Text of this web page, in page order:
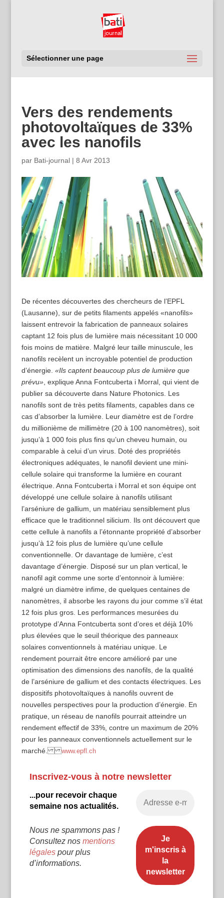
Sélectionner une page
Vers des rendements
photovoltaïques de 33%
avec les nanofils
par Bati-journal| 8 Avr 2013
De récentes découvertes des chercheurs de l’EPFL
(Lausanne), sur de petits filaments appelés «nanofils»
laissent entrevoir la fabrication de panneaux solaires
captant 12 fois plus de lumière mais nécessitant 10 000
fois moins de matière. Malgré leur taille minuscule, les
nanofils recèlent un incroyable potentiel de production
d’énergie. «Ils captent beaucoup plus de lumière que
prévu», explique Anna Fontcuberta i Morral, qui vient de
publier sa découverte dans Nature Photonics. Les
nanofils sont de très petits filaments, capables dans ce
cas d’absorber la lumière. Leur diamètre est de l’ordre
du millionième de millimètre (20 à 100 nanomètres), soit
jusqu’à 1 000 fois plus fins qu’un cheveu humain, ou
comparable à celui d’un virus. Doté des propriétés
électroniques adéquates, le nanofil devient une mini-
cellule solaire qui transforme la lumière en courant
électrique. Anna Fontcuberta i Morral et son équipe ont
développé une cellule solaire à nanofils utilisant
l’arséniure de gallium, un matériau sensiblement plus
efficace que le traditionnel silicium. Ils ont découvert que
cette cellule à nanofils a l’étonnante propriété d’absorber
jusqu’à 12 fois plus de lumière qu’une cellule
conventionnelle. Or davantage de lumière, c’est
davantage d’énergie. Disposé sur un plan vertical, le
nanofil agit comme une sorte d’entonnoir à lumière:
malgré un diamètre infime, de quelques centaines de
nanomètres, il absorbe les rayons du jour comme s’il état
12 fois plus gros. Les performances mesurées du
prototype d’Anna Fontcuberta sont d’ores et déjà 10%
plus élevées que le seuil théorique des panneaux
solaires conventionnels à matériau unique. Le
rendement pourrait être encore amélioré par une
optimisation des dimensions des nanofils, de la qualité
de l’arséniure de gallium et des contacts électriques. Les
dispositifs photovoltaïques à nanofils ouvrent de
nouvelles perspectives pour la production d’énergie. En
pratique, un réseau de nanofils pourrait atteindre un
rendement effectif de 33%, contre un maximum de 20%
pour les panneaux conventionnels actuellement sur le
marché.www.epfl.ch
Inscrivez-vous à notre newsletter
...pour recevoir chaque
semaine nos actualités.
Nous ne spammons pas !
Consultez nos mentions
légalespour plus
d’informations.